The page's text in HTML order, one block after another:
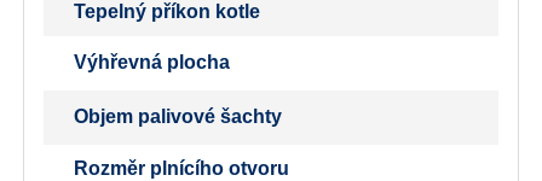
Tepelný příkon kotle
Výhřevná plocha
Objem palivové šachty
Rozměr plnícího otvoru